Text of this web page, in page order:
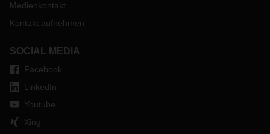
Medienkontakt
Kontakt aufnehmen
SOCIAL MEDIA
Facebook
LinkedIn
Youtube
Xing